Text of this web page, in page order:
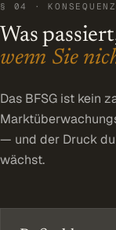
§ 04 ·
Was
wenn Sie
Das BFSG ist kein
— und der Druck
wächst.